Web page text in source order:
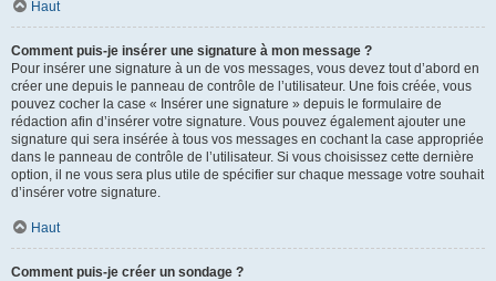
Haut
Comment puis-je insérer une signature à mon message ?
Pour insérer une signature à un de vos messages, vous devez tout d’abord en
créer une depuis le panneau de contrôle de l’utilisateur. Une fois créée, vous
pouvez cocher la case « Insérer une signature » depuis le formulaire de
rédaction afin d’insérer votre signature. Vous pouvez également ajouter une
signature qui sera insérée à tous vos messages en cochant la case appropriée
dans le panneau de contrôle de l’utilisateur. Si vous choisissez cette dernière
option, il ne vous sera plus utile de spécifier sur chaque message votre souhait
d’insérer votre signature.
Haut
Comment puis-je créer un sondage ?